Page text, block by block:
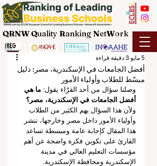
QRNW Quality Ranking NetWork
أفضل الجامعات في الإسكندرية، مصر: دليل
مبسّط للطلاب وأولياء الأمور
5 مايو 3 دقيقة قراءة
وصلنا سؤال من أحد القرّاء يقول: ما هي
أفضل الجامعات في الإسكندرية، مصر؟
ولأن هذا السؤال يهم الكثير من الطلاب
وأولياء الأمور داخل مصر وخارجها، ننشر
هذا المقال كإجابة عامة ومبسطة تساعد
القارئ على تكوين فكرة واضحة عن أهم
مؤسسات التعليم العالي في مدينة
الإسكندرية ومحافظة الإسكندرية.